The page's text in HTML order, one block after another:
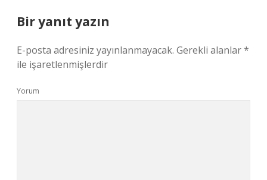
Bir yanıt yazın
E-posta adresiniz yayınlanmayacak. Gerekli alanlar*
ile işaretlenmişlerdir
Yorum